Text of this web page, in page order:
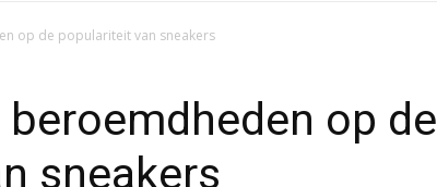
op de populariteit van sneakers
op de
sneakers